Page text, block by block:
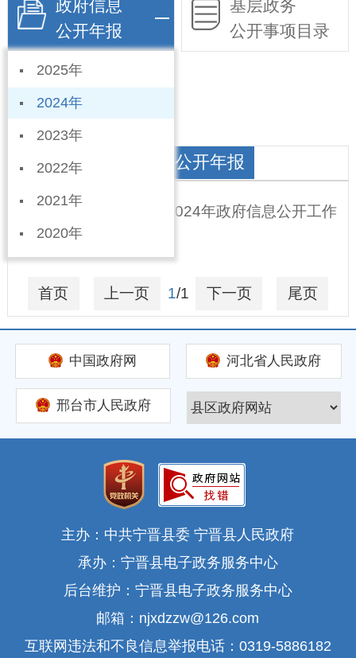
政府信息
公开年报
2025年
2024年
2023年
2022年
2021年
2020年
基层政务
公开事项目录
依申请公开
宁东办事处政府信息公开年报
宁晋县宁东筹备办事处2024年政府信息公开工作
年度报告 2025-01-17
首页 上一页 1/1 下一页 尾页
中国政府网 河北省人民政府
邢台市人民政府
主办：中共宁晋县委 宁晋县人民政府
承办：宁晋县电子政务服务中心
后台维护：宁晋县电子政务服务中心
邮箱：njxdzzw@126.com
互联网违法和不良信息举报电话：0319-5886182